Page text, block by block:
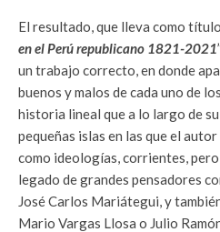
El resultado, que lleva como
en el Perú republicano 1821-2021
un trabajo correcto, en donde
buenos y malos de cada uno de
historia lineal que a lo largo de
pequeñas islas en las que el
como ideologías, corrientes,
legado de grandes pensadores
José Carlos Mariátegui, y
Mario Vargas Llosa o Julio